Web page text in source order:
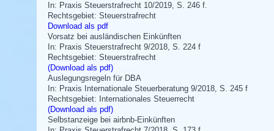
In: Praxis Steuerstrafrecht 10/2019, S. 246 f.
Rechtsgebiet: Steuerstrafrecht
Download als pdf
Vorsatz bei ausländischen Einkünften
In: Praxis Steuerstrafrecht 9/2018, S. 224 f
Rechtsgebiet: Steuerstrafrecht
(Download als pdf)
Auslegungsregeln für DBA
In: Praxis Internationale Steuerberatung 9/2018, S. 245 f
Rechtsgebiet: Internationales Steuerrecht
(Download als pdf)
Selbstanzeige bei airbnb-Einkünften